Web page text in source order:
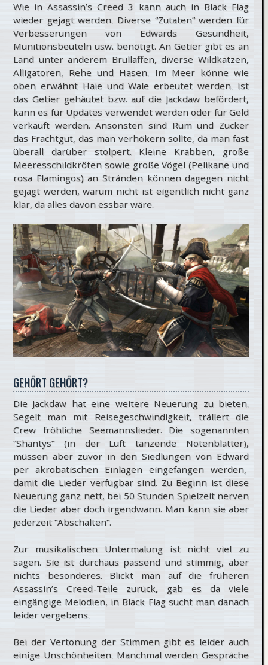
Wie in Assassin’s Creed 3 kann auch in Black Flag
wieder gejagt werden. Diverse “Zutaten” werden für
Verbesserungen von Edwards Gesundheit,
Munitionsbeuteln usw. benötigt. An Getier gibt es an
Land unter anderem Brüllaffen, diverse Wildkatzen,
Alligatoren, Rehe und Hasen. Im Meer könne wie
oben erwähnt Haie und Wale erbeutet werden. Ist
das Getier gehäutet bzw. auf die Jackdaw befördert,
kann es für Updates verwendet werden oder für Geld
verkauft werden. Ansonsten sind Rum und Zucker
das Frachtgut, das man verhökern sollte, da man fast
überall darüber stolpert. Kleine Krabben, große
Meeresschildkröten sowie große Vögel (Pelikane und
rosa Flamingos) an Stränden können dagegen nicht
gejagt werden, warum nicht ist eigentlich nicht ganz
klar, da alles davon essbar wäre.
GEHÖRT GEHÖRT?
Die Jackdaw hat eine weitere Neuerung zu bieten.
Segelt man mit Reisegeschwindigkeit, trällert die
Crew fröhliche Seemannslieder. Die sogenannten
“Shantys” (in der Luft tanzende Notenblätter),
müssen aber zuvor in den Siedlungen von Edward
per akrobatischen Einlagen eingefangen werden,
damit die Lieder verfügbar sind. Zu Beginn ist diese
Neuerung ganz nett, bei 50 Stunden Spielzeit nerven
die Lieder aber doch irgendwann. Man kann sie aber
jederzeit “Abschalten“.
Zur musikalischen Untermalung ist nicht viel zu
sagen. Sie ist durchaus passend und stimmig, aber
nichts besonderes. Blickt man auf die früheren
Assassin’s Creed-Teile zurück, gab es da viele
eingängige Melodien, in Black Flag sucht man danach
leider vergebens.
Bei der Vertonung der Stimmen gibt es leider auch
einige Unschönheiten. Manchmal werden Gespräche